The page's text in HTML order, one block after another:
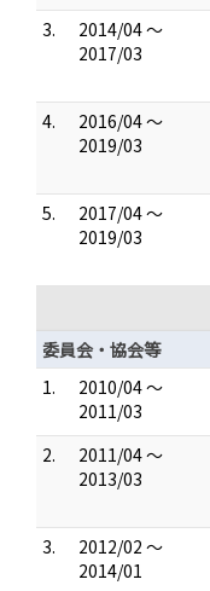
3.
2014/04 ～
2017/03
4.
2016/04 ～
2019/03
5.
2017/04 ～
2019/03
委員会・協会等
1.
2010/04 ～
2011/03
2.
2011/04 ～
2013/03
3.
2012/02 ～
2014/01